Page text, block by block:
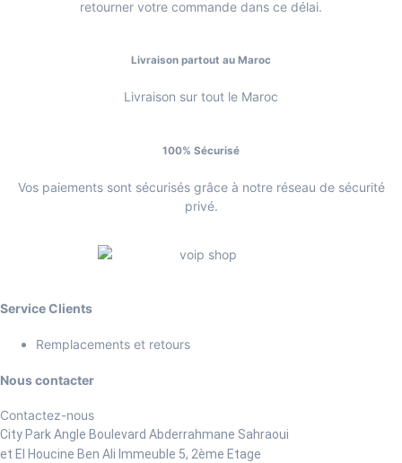
retourner votre commande dans ce délai.
Livraison partout au Maroc
Livraison sur tout le Maroc
100% Sécurisé
Vos paiements sont sécurisés grâce à notre réseau de sécurité
privé.
Service Clients
Remplacements et retours
Nous contacter
Contactez-nous
City Park Angle Boulevard Abderrahmane Sahraoui
et El Houcine Ben Ali Immeuble 5, 2ème Etage